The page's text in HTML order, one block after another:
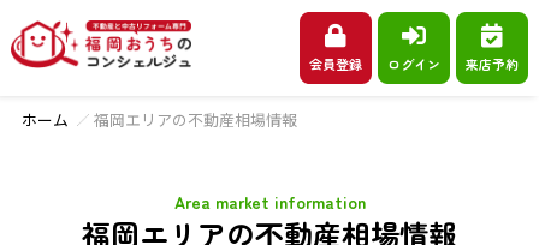
会員登録 ログイン 来店予約
ホーム 福岡エリアの不動産相場情報
福岡エリアの不動産相場情報
Area market information